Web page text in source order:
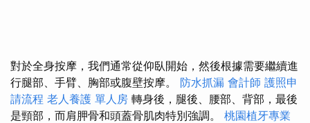
對於全身按摩，我們通常從仰臥開始，然後根據需要繼續進
行腿部、手臂、胸部或腹壁按摩。 防水抓漏 會計師 護照申
請流程 老人養護 單人房 轉身後，腿後、腰部、背部，最後
是頸部，而肩胛骨和頭蓋骨肌肉特別強調。 桃園植牙專業